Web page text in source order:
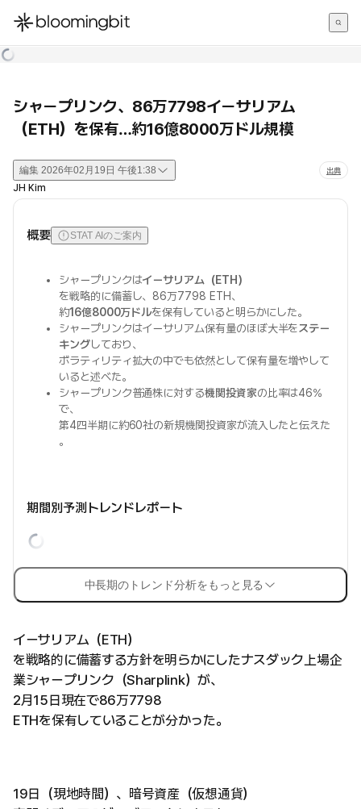
한국어
シャープリンク、86万7798イーサリアム
（ETH）を保有…約16億8000万ドル規模
編集 2026年02月19日 午後1:38 出典
JH Kim
概要 STAT AIのご案内
シャープリンクはイーサリアム（ETH）
を戦略的に備蓄し、86万7798 ETH、
約16億8000万ドルを保有していると明らかにした。
シャープリンクはイーサリアム保有量のほぼ大半をステー
キングしており、
ボラティリティ拡大の中でも依然として保有量を増やして
いると述べた。
シャープリンク普通株に対する機関投資家の比率は46%
で、
第4四半期に約60社の新規機関投資家が流入したと伝えた
。
期間別予測トレンドレポート
中長期のトレンド分析をもっと見る
イーサリアム（ETH）
を戦略的に備蓄する方針を明らかにしたナスダック上場企
業シャープリンク（Sharplink）が、
2月15日現在で86万7798
ETHを保有していることが分かった。
19日（現地時間）、暗号資産（仮想通貨）